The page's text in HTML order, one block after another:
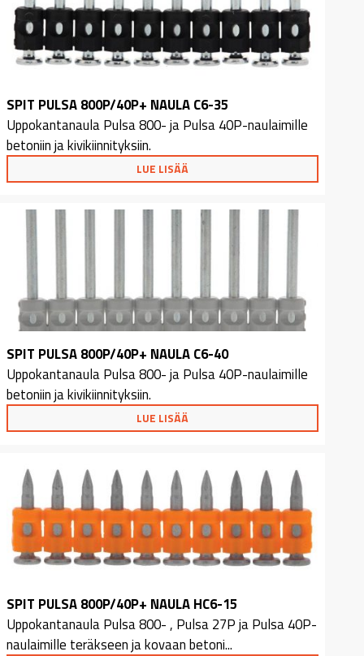
SPIT PULSA 800P/40P+ NAULA C6-35
Uppokantanaula Pulsa 800- ja Pulsa 40P-naulaimille
betoniin ja kivikiinnityksiin.
LUE LISÄÄ
SPIT PULSA 800P/40P+ NAULA C6-40
Uppokantanaula Pulsa 800- ja Pulsa 40P-naulaimille
betoniin ja kivikiinnityksiin.
LUE LISÄÄ
SPIT PULSA 800P/40P+ NAULA HC6-15
Uppokantanaula Pulsa 800- , Pulsa 27P ja Pulsa 40P-
naulaimille teräkseen ja kovaan betoni...